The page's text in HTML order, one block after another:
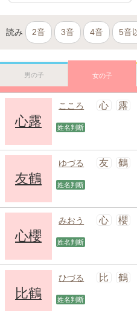
読み 2音 3音 4音 5音
男の子 女の子
心露
こころ 心 露
姓名判断
友鶴
ゆづる 友 鶴
姓名判断
心櫻
みおう 心 櫻
姓名判断
比鶴
ひづる 比 鶴
姓名判断